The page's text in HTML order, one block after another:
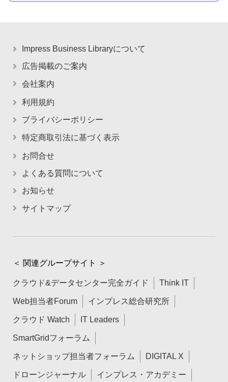
Impress Business Libraryについて
広告掲載のご案内
会社案内
利用規約
プライバシーポリシー
特定商取引法に基づく表示
お問合せ
よくある質問について
お知らせ
サイトマップ
＜ 関連グループサイト ＞
クラウド&データセンター完全ガイド Think IT
Web担当者Forum インプレス総合研究所
クラウド Watch IT Leaders
SmartGridフォーラム
ネットショップ担当者フォーラム DIGITAL X
ドローンジャーナル インプレス・アカデミー